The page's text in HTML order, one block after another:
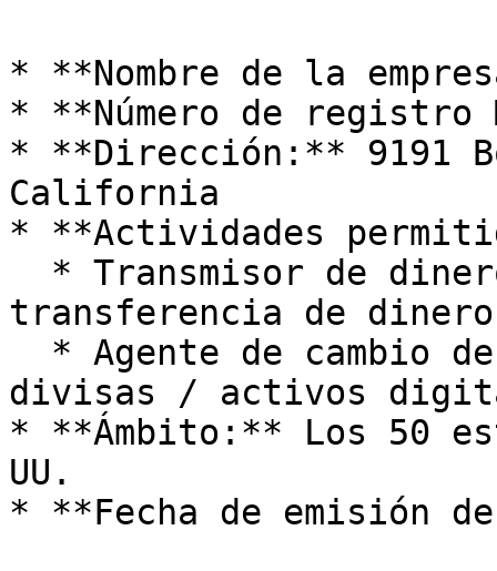
* **Nombre de la
* **Número de registro
* **Dirección:** 9191
California
* **Actividades
transferencia de dinero
divisas / activos
* **Ámbito:** Los 50
UU.
* **Fecha de emisión